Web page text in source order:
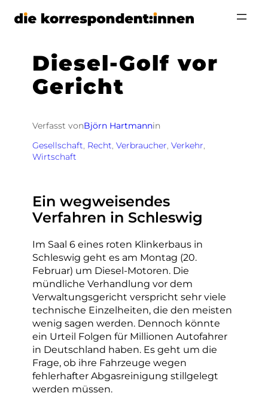
Zum
Diesel-Golf vor
Gericht
Verfasst vonBjörn Hartmannin
Gesellschaft, Recht, Verbraucher, Verkehr
Wirtschaft
Ein wegweisendes
Verfahren in Schleswig
Im Saal 6 eines roten Klinkerbaus in
Schleswig geht es am Montag (20.
Februar) um Diesel-Motoren. Die
mündliche Verhandlung vor dem
Verwaltungsgericht verspricht sehr viele
technische Einzelheiten, die den meisten
wenig sagen werden. Dennoch könnte
ein Urteil Folgen für Millionen Autofahrer
in Deutschland haben. Es geht um die
Frage, ob ihre Fahrzeuge wegen
fehlerhafter Abgasreinigung stillgelegt
werden müssen.